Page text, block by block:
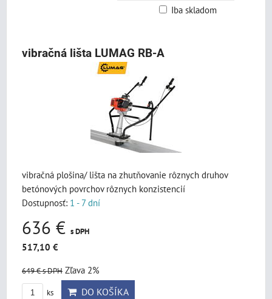
Iba skladom
vibračná lišta LUMAG RB-A
vibračná plošina/ lišta na zhutňovanie rôznych druhov
betónových povrchov rôznych konzistencií
Dostupnosť: 1 - 7 dní
636 € s DPH
517,10 €
649 €s DPH Zľava 2%
ks DO KOŠÍKA